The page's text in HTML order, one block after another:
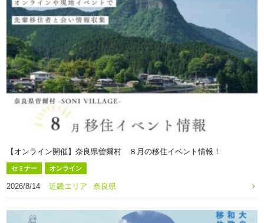
【オンライン開催】奈良県曽爾村 ８月の移住イベント情報！
セミナー オンライン
2026/8/14 近畿エリア 奈良県